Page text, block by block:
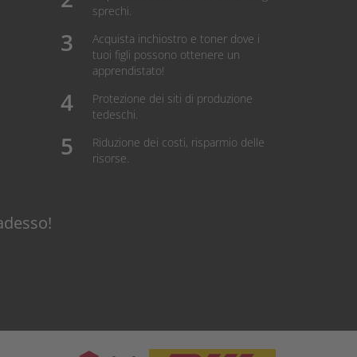
sprechi.
Acquista inchiostro e toner dove i
tuoi figli possono ottenere un
apprendistato!
Protezione dei siti di produzione
tedeschi.
Riduzione dei costi, risparmio delle
risorse.